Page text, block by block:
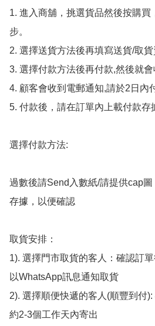
1. 進入商舖，挑選貨品然後按購買
步。
2. 選擇送貨方法後再填寫送貨/取
3. 選擇付款方法後再付款,然後就
4. 顧客會收到電郵通知,請於2日內
5. 付款後，請在訂單內上載付款存
選擇付款方法:
過數後請Send入數紙/請提供cap
存據，以便確認
取貨安排：
1). 選擇門市取貨的客人：確認訂
以WhatsApp訊息通知取貨
2). 選擇順便快遞的客人(順豐到付
約2-3個工作天內寄出